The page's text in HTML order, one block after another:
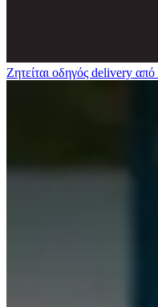
Ζητείται οδηγός delivery